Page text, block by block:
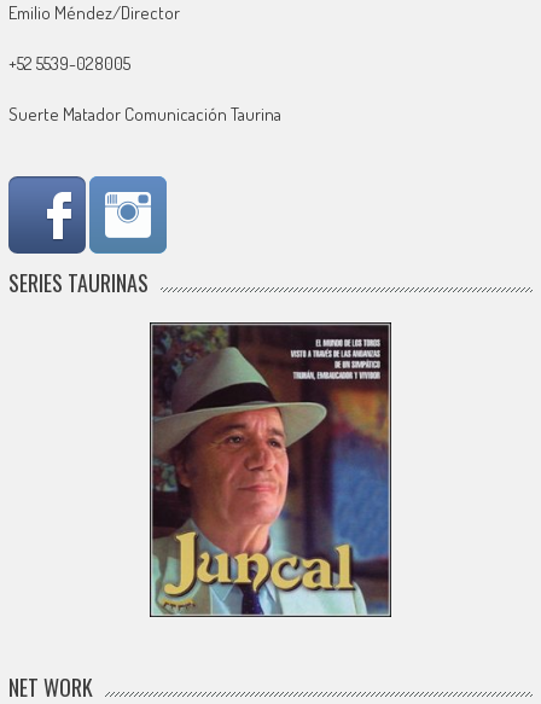
Emilio Méndez/Director
+52 5539-028005
Suerte Matador Comunicación Taurina
SERIES TAURINAS
NET WORK